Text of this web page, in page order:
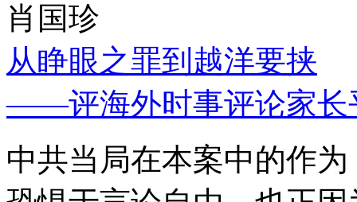
肖国珍
从睁眼之罪到越洋要挟
——评海外时事评论家长
中共当局在本案中的作